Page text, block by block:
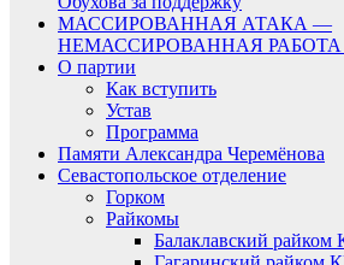
МАССИРОВАННАЯ АТАКА —
НЕМАССИРОВАННАЯ
О партии
Как вступить
Устав
Программа
Памяти Александра Черемёнова
Севастопольское отделение
Горком
Райкомы
Балаклавский